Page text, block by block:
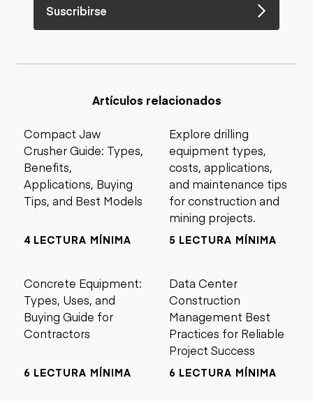
Suscribirse
Artículos relacionados
Compact Jaw
Crusher Guide: Types,
Benefits,
Applications, Buying
Tips, and Best Models
4 LECTURA MÍNIMA
Explore drilling
equipment types,
costs, applications,
and maintenance tips
for construction and
mining projects.
5 LECTURA MÍNIMA
Concrete Equipment:
Types, Uses, and
Buying Guide for
Contractors
6 LECTURA MÍNIMA
Data Center
Construction
Management Best
Practices for Reliable
Project Success
6 LECTURA MÍNIMA